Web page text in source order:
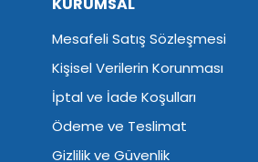
Mesafeli Satış Sözleşmesi
Kişisel Verilerin Korunması
İptal ve İade Koşulları
Ödeme ve Teslimat
Gizlilik ve Güvenlik